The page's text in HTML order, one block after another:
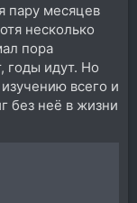
пару месяцев
несколько
пора
годы идут. Но
всего и
без неё в жизни